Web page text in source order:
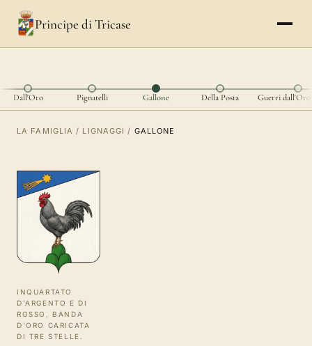
Principe di Tricase
Dall'Oro Pignatelli Gallone Della Posta Guerri dall'Oro
LA FAMIGLIA / LIGNAGGI / GALLONE
INQUARTATO
D'ARGENTO E DI
ROSSO, BANDA
D'ORO CARICATA
DI TRE STELLE.